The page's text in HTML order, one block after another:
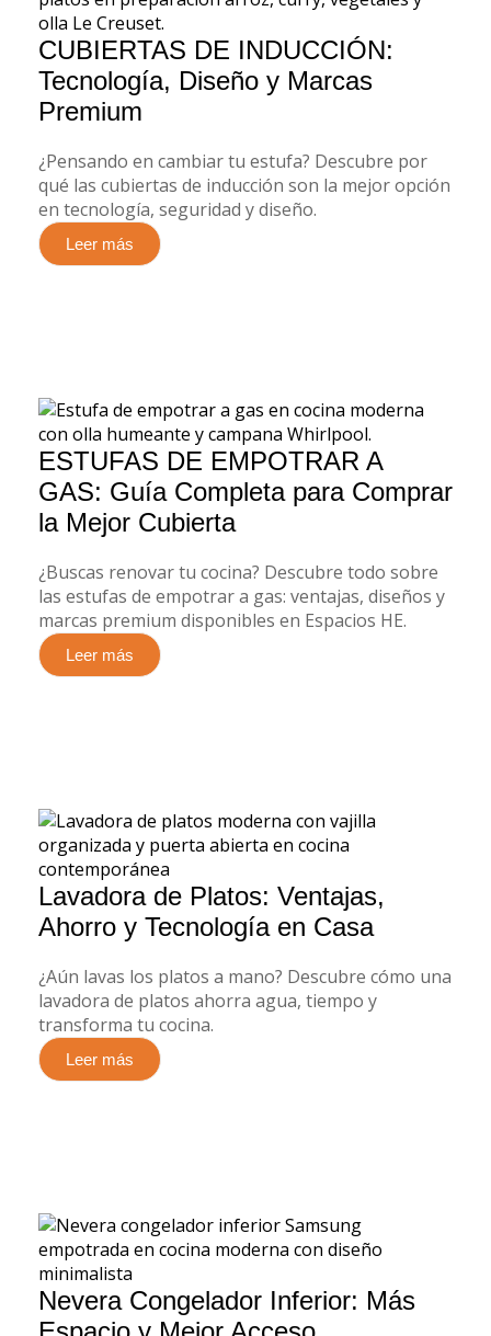
CUBIERTAS DE INDUCCIÓN:
Tecnología, Diseño y Marcas
Premium
¿Pensando en cambiar tu estufa? Descubre por
qué las cubiertas de inducción son la mejor opción
en tecnología, seguridad y diseño.
Leer más
ESTUFAS DE EMPOTRAR A
GAS: Guía Completa para Comprar
la Mejor Cubierta
¿Buscas renovar tu cocina? Descubre todo sobre
las estufas de empotrar a gas: ventajas, diseños y
marcas premium disponibles en Espacios HE.
Leer más
Lavadora de Platos: Ventajas,
Ahorro y Tecnología en Casa
¿Aún lavas los platos a mano? Descubre cómo una
lavadora de platos ahorra agua, tiempo y
transforma tu cocina.
Leer más
Nevera Congelador Inferior: Más